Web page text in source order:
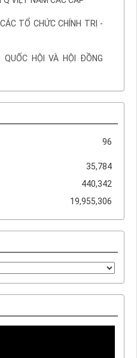
TỔ CHỨC CHÍNH TRỊ -
HỘI VÀ HỘI ĐỒNG
96
35,784
440,342
19,955,306